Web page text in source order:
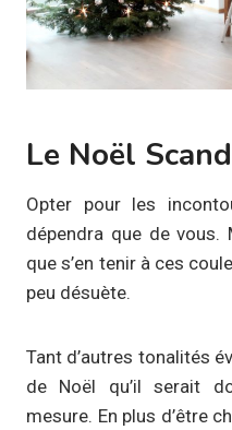
Le Noël
Opter pour les
dépendra que de
que s’en tenir à ces
peu désuète.
Tant d’autres tonalités
de Noël qu’il serait
mesure. En plus d’être